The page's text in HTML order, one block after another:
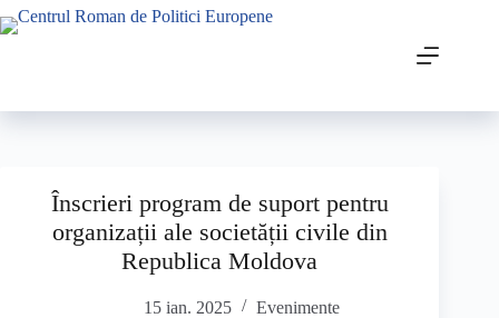
Înscrieri program de suport pentru
organizații ale societății civile din
Republica Moldova
15 ian. 2025 Evenimente